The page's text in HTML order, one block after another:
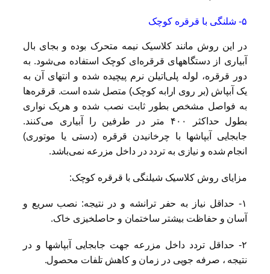
۵- شلنگی با قرقره کوچک
در این روش مانند کلاسیک نیمه متحرک بوده و بجای بال
آبیاری از دستگاههای قرقره‌ای کوچک استفاده می‌شود. به
دور قرقره، لوله پلی‌اتیلن نرم پیچیده شده و انتهای آن به
یک آبپاش (بر روی ارابه کوچک) متصل شده است. قرقره‌ها
به فواصل مشخص بطور ثابت نصب شده و هریک نواری
بطول حداکثر ۴۰۰ متر در طرفین را آبیاری می‌کنند.
جابجایی آبپاشها با چرخانیدن قرقره (دستی یا موتوری)
انجام شده و نیازی به تردد در داخل مزرعه نمی‌باشد.
مزایای روش کلاسیک شیلنگی با قرقره کوچک:
۱- حداقل نیاز به حفر ترانشه و در نتیجه: نصب سریع و
آسان و حفاظت بیشتر ساختمان و حاصلخیزی خاک.
۲- حداقل تردد داخل مزرعه جهت جابجایی آبپاشها و در
نتیجه ، صرفه جویی در زمان و کاهش تلفات محصول.